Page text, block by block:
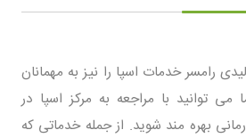
رامسر خدمات اسپا را نیز به مهمانان
توانید با مراجعه به مرکز اسپا در
بهره مند شوید. از جمله خدماتی که